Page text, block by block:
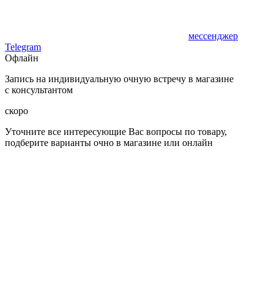
мессенджер
Telegram
Офлайн
Запись на индивидуальную очную встречу в магазине
с консультантом
скоро
Уточните все интересующие Вас вопросы по товару,
подберите варианты очно в магазине или онлайн